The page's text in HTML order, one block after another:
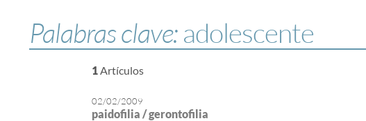
Palabras clave:adolescente
1Artículos
02/02/2009
paidofilia / gerontofilia